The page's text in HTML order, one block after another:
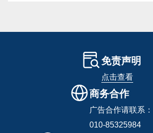
免责声明
点击查看
商务合作
广告合作请联系：
010-85325984